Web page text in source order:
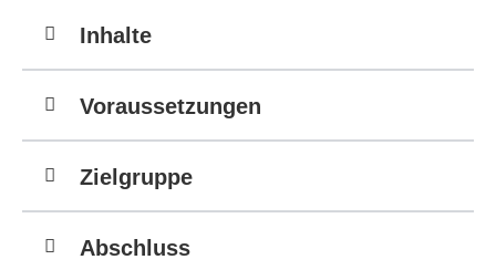
Inhalte
Voraussetzungen
Zielgruppe
Abschluss